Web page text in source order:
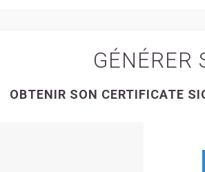
GÉNÉRER
OBTENIR SON CERTIFICATE